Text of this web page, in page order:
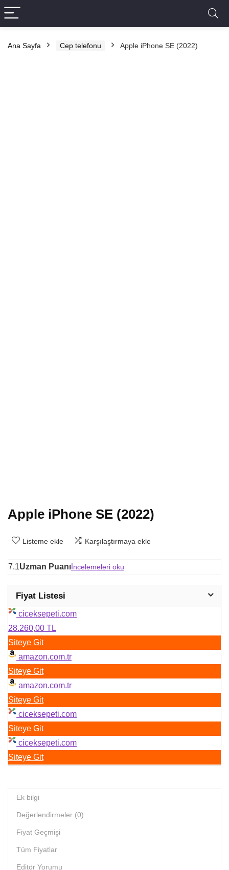
Ana Sayfa Cep telefonu Apple iPhone SE (2022)
Apple iPhone SE (2022)
Listeme ekle Karşılaştırmaya ekle
7.1Uzman Puanıİncelemeleri oku
Fiyat Listesi
ciceksepeti.com
28.260,00 TL
Siteye Git
amazon.com.tr
Siteye Git
amazon.com.tr
Siteye Git
ciceksepeti.com
Siteye Git
ciceksepeti.com
Siteye Git
Ek bilgi
Değerlendirmeler (0)
Fiyat Geçmişi
Tüm Fiyatlar
Editör Yorumu